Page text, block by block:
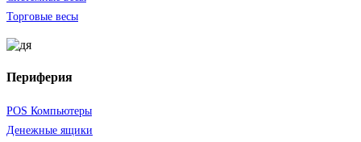
Торговые весы
Периферия
POS Компьютеры
Денежные ящики